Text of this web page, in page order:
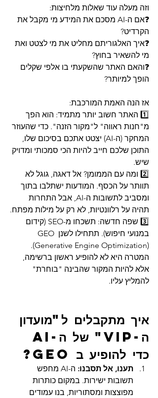
וזה מעלה עוד שאלות מלחיצות:
❓אם ה-AI מסכם את המידע מי מקבל את
הקרדיט?
❓איך האלגוריתם מחליט את מי לצטט ואת
מי להשאיר בחוץ?
❓והאם האתר שהשקעתי בו אלפי שקלים
הופך למיותר?
אז הנה האמת המורכבת:
1️⃣ האתר חשוב יותר מתמיד: הוא הפך
מ"חנות ראווה" ל"מקור הזנה". כדי שהעוזר
המחקר (ה-AI) יצטט אתכם בסיכום שלו,
התוכן שלכם חייב להיות הכי סמכותי ומדויק
שיש.
2️⃣ ומה עם הממומן? אל דאגה, גוגל לא
תוותר על הכסף. המודעות ישתלבו בתוך
ומסביב לתשובות ה-AI, אבל התחרות
תהיה על רלוונטיות, לא רק על מילות מפתח.
3️⃣ שפה חדשה: תשכחו מ-SEO (קידום
במנועי חיפוש). תתחילו לשנן GEO
(Generative Engine Optimization).
המטרה היא לא להופיע ראשון ברשימה,
אלא להיות המקור שהבינה "בוחרת"
להמליץ עליו.
איך מתקבלים ל"מועדון
כדי להופיע ב GEO?
תענו, אל תסבנו:
ה-AI מחפש
תשובות ישירות. במקום כותרות
מפוצצות ומסתוריות, בנו עמודים